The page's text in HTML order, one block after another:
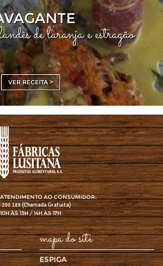
de laranja e estragão
VER RECEITA >
ATENDIMENTO AO CONSUMIDOR:
200 189(Chamada Gratuita)
10H ÀS 13H / 14H ÀS 17H
mapa do site
ESPIGA